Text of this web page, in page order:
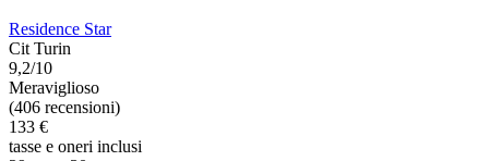
Residence Star
Cit Turin
9,2/10
Meraviglioso
(406 recensioni)
133 €
tasse e oneri inclusi